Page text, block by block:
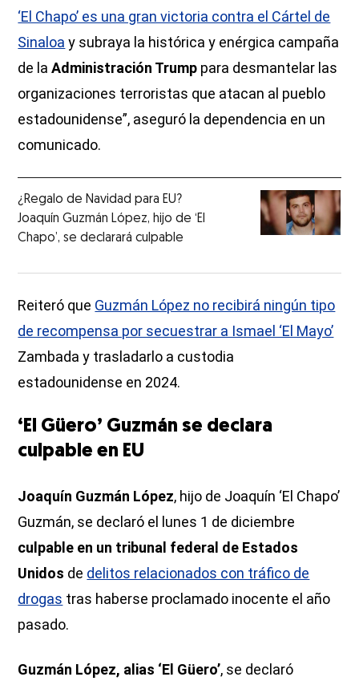
‘El Chapo’ es una gran victoria contra el Cártel de
Sinaloa y subraya la histórica y enérgica campaña
de la Administración Trump para desmantelar las
organizaciones terroristas que atacan al pueblo
estadounidense”, aseguró la dependencia en un
comunicado.
¿Regalo de Navidad para EU?
Joaquín Guzmán López, hijo de ‘El
Chapo’, se declarará culpable
Reiteró que Guzmán López no recibirá ningún tipo
de recompensa por secuestrar a Ismael ‘El Mayo’
Zambada y trasladarlo a custodia
estadounidense en 2024.
‘El Güero’ Guzmán se declara
culpable en EU
Joaquín Guzmán López, hijo de Joaquín ‘El Chapo’
Guzmán, se declaró el lunes 1 de diciembre
culpable en un tribunal federal de Estados
Unidos de delitos relacionados con tráfico de
drogas tras haberse proclamado inocente el año
pasado.
Guzmán López, alias ‘El Güero’, se declaró